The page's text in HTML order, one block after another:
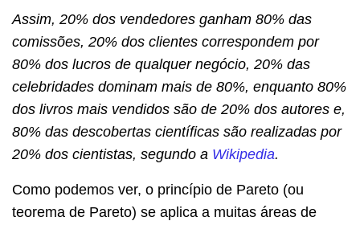
Assim, 20% dos vendedores ganham 80% das
comissões, 20% dos clientes correspondem por
80% dos lucros de qualquer negócio, 20% das
celebridades dominam mais de 80%, enquanto 80%
dos livros mais vendidos são de 20% dos autores e,
80% das descobertas científicas são realizadas por
20% dos cientistas, segundo a Wikipedia.
Como podemos ver, o princípio de Pareto (ou
teorema de Pareto) se aplica a muitas áreas de